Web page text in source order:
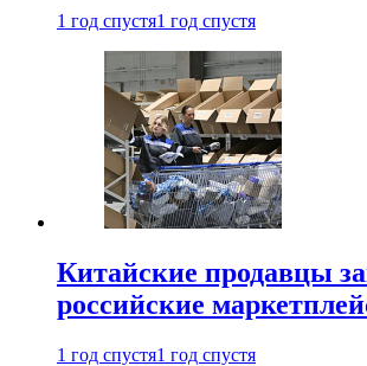
1 год спустя1 год спустя
Китайские продавцы
российские
1 год спустя1 год спустя